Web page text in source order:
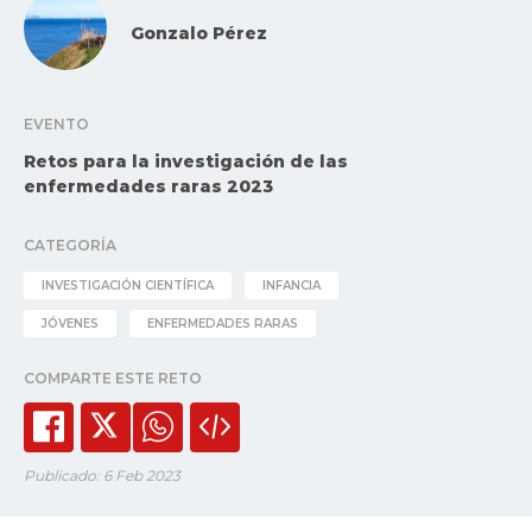
Gonzalo Pérez
EVENTO
Retos para la investigación de las
enfermedades raras 2023
CATEGORÍA
INVESTIGACIÓN CIENTÍFICA INFANCIA
JÓVENES ENFERMEDADES RARAS
COMPARTE ESTE RETO
Publicado: 6 Feb 2023